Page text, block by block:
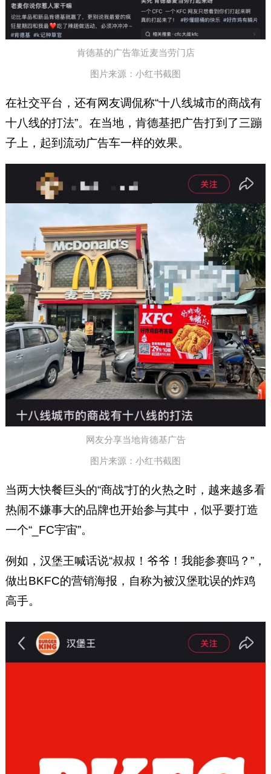
肯德基的广告靠近麦当劳门店
图片来源：小红书截图
在社交平台，还有网友调侃称“十八线城市的商战有
十八线的打法”。在当地，肯德基把广告打到了三蹦
子上，起到流动广告车一样的效果。
网友分享当地肯德基广告
图片来源：小红书截图
当两大快餐巨头的“商战”打的火热之时，越来越多看
热闹不嫌事大的品牌也开始参与其中，似乎要打造
一个“_FC宇宙”。
例如，汉堡王喊话说“叔叔！爷爷！我能参赛吗？”，
做出BKFC的营销海报，自称为被汉堡耽误的炸鸡
高手。